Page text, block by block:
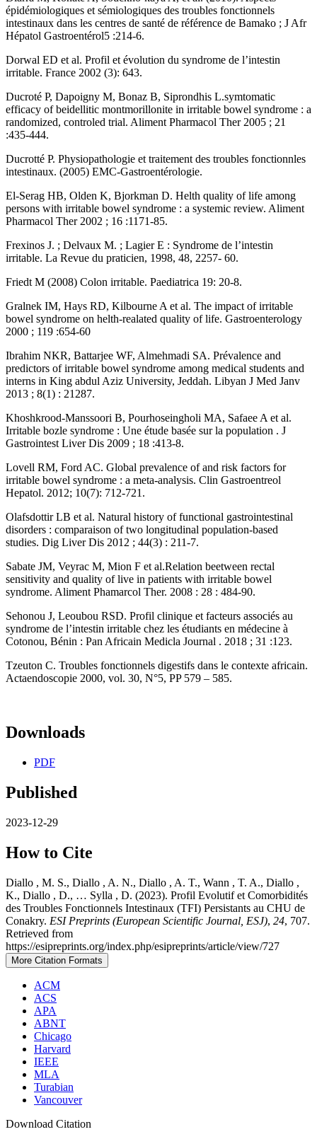
épidémiologiques et sémiologiques des troubles fonctionnels
intestinaux dans les centres de santé de référence de Bamako ; J Afr
Hépatol Gastroentérol5 :214-6.
Dorwal ED et al. Profil et évolution du syndrome de l’intestin
irritable. France 2002 (3): 643.
Ducroté P, Dapoigny M, Bonaz B, Siprondhis L.symtomatic
efficacy of beidellitic montmorillonite in irritable bowel syndrome : a
randomized, controled trial. Aliment Pharmacol Ther 2005 ; 21
:435-444.
Ducrotté P. Physiopathologie et traitement des troubles fonctionnles
intestinaux. (2005) EMC-Gastroentérologie.
El-Serag HB, Olden K, Bjorkman D. Helth quality of life among
persons with irritable bowel syndrome : a systemic review. Aliment
Pharmacol Ther 2002 ; 16 :1171-85.
Frexinos J. ; Delvaux M. ; Lagier E : Syndrome de l’intestin
irritable. La Revue du praticien, 1998, 48, 2257- 60.
Friedt M (2008) Colon irritable. Paediatrica 19: 20-8.
Gralnek IM, Hays RD, Kilbourne A et al. The impact of irritable
bowel syndrome on helth-realated quality of life. Gastroenterology
2000 ; 119 :654-60
Ibrahim NKR, Battarjee WF, Almehmadi SA. Prévalence and
predictors of irritable bowel syndrome among medical students and
interns in King abdul Aziz University, Jeddah. Libyan J Med Janv
2013 ; 8(1) : 21287.
Khoshkrood-Manssoori B, Pourhoseingholi MA, Safaee A et al.
Irritable bozle syndrome : Une étude basée sur la population . J
Gastrointest Liver Dis 2009 ; 18 :413-8.
Lovell RM, Ford AC. Global prevalence of and risk factors for
irritable bowel syndrome : a meta-analysis. Clin Gastroentreol
Hepatol. 2012; 10(7): 712-721.
Olafsdottir LB et al. Natural history of functional gastrointestinal
disorders : comparaison of two longitudinal population-based
studies. Dig Liver Dis 2012 ; 44(3) : 211-7.
Sabate JM, Veyrac M, Mion F et al.Relation beetween rectal
sensitivity and quality of live in patients with irritable bowel
syndrome. Aliment Phamarcol Ther. 2008 : 28 : 484-90.
Sehonou J, Leoubou RSD. Profil clinique et facteurs associés au
syndrome de l’intestin irritable chez les étudiants en médecine à
Cotonou, Bénin : Pan Africain Medicla Journal . 2018 ; 31 :123.
Tzeuton C. Troubles fonctionnels digestifs dans le contexte africain.
Actaendoscopie 2000, vol. 30, N°5, PP 579 – 585.
Downloads
PDF
Published
2023-12-29
How to Cite
Diallo , M. S., Diallo , A. N., Diallo , A. T., Wann , T. A., Diallo ,
K., Diallo , D., … Sylla , D. (2023). Profil Evolutif et Comorbidités
des Troubles Fonctionnels Intestinaux (TFI) Persistants au CHU de
Conakry. ESI Preprints (European Scientific Journal, ESJ), 24, 707.
Retrieved from
https://esipreprints.org/index.php/esipreprints/article/view/727
More Citation Formats
ACM
ACS
APA
ABNT
Chicago
Harvard
IEEE
MLA
Turabian
Vancouver
Download Citation